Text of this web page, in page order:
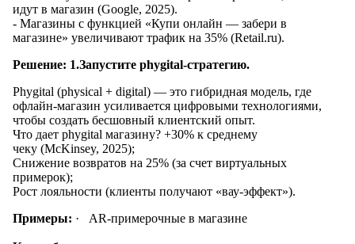
идут в магазин (Google, 2025).
- Магазины с функцией «Купи онлайн — забери в
магазине» увеличивают трафик на 35% (Retail.ru).
Решение: 1.Запустите phygital-стратегию.
Phygital (physical + digital) — это гибридная модель, где
офлайн-магазин усиливается цифровыми технологиями,
чтобы создать бесшовный клиентский опыт.
Что дает phygital магазину? +30% к среднему
чеку (McKinsey, 2025);
Снижение возвратов на 25% (за счет виртуальных
примерок);
Рост лояльности (клиенты получают «вау-эффект»).
Примеры: · AR-примерочные в магазине